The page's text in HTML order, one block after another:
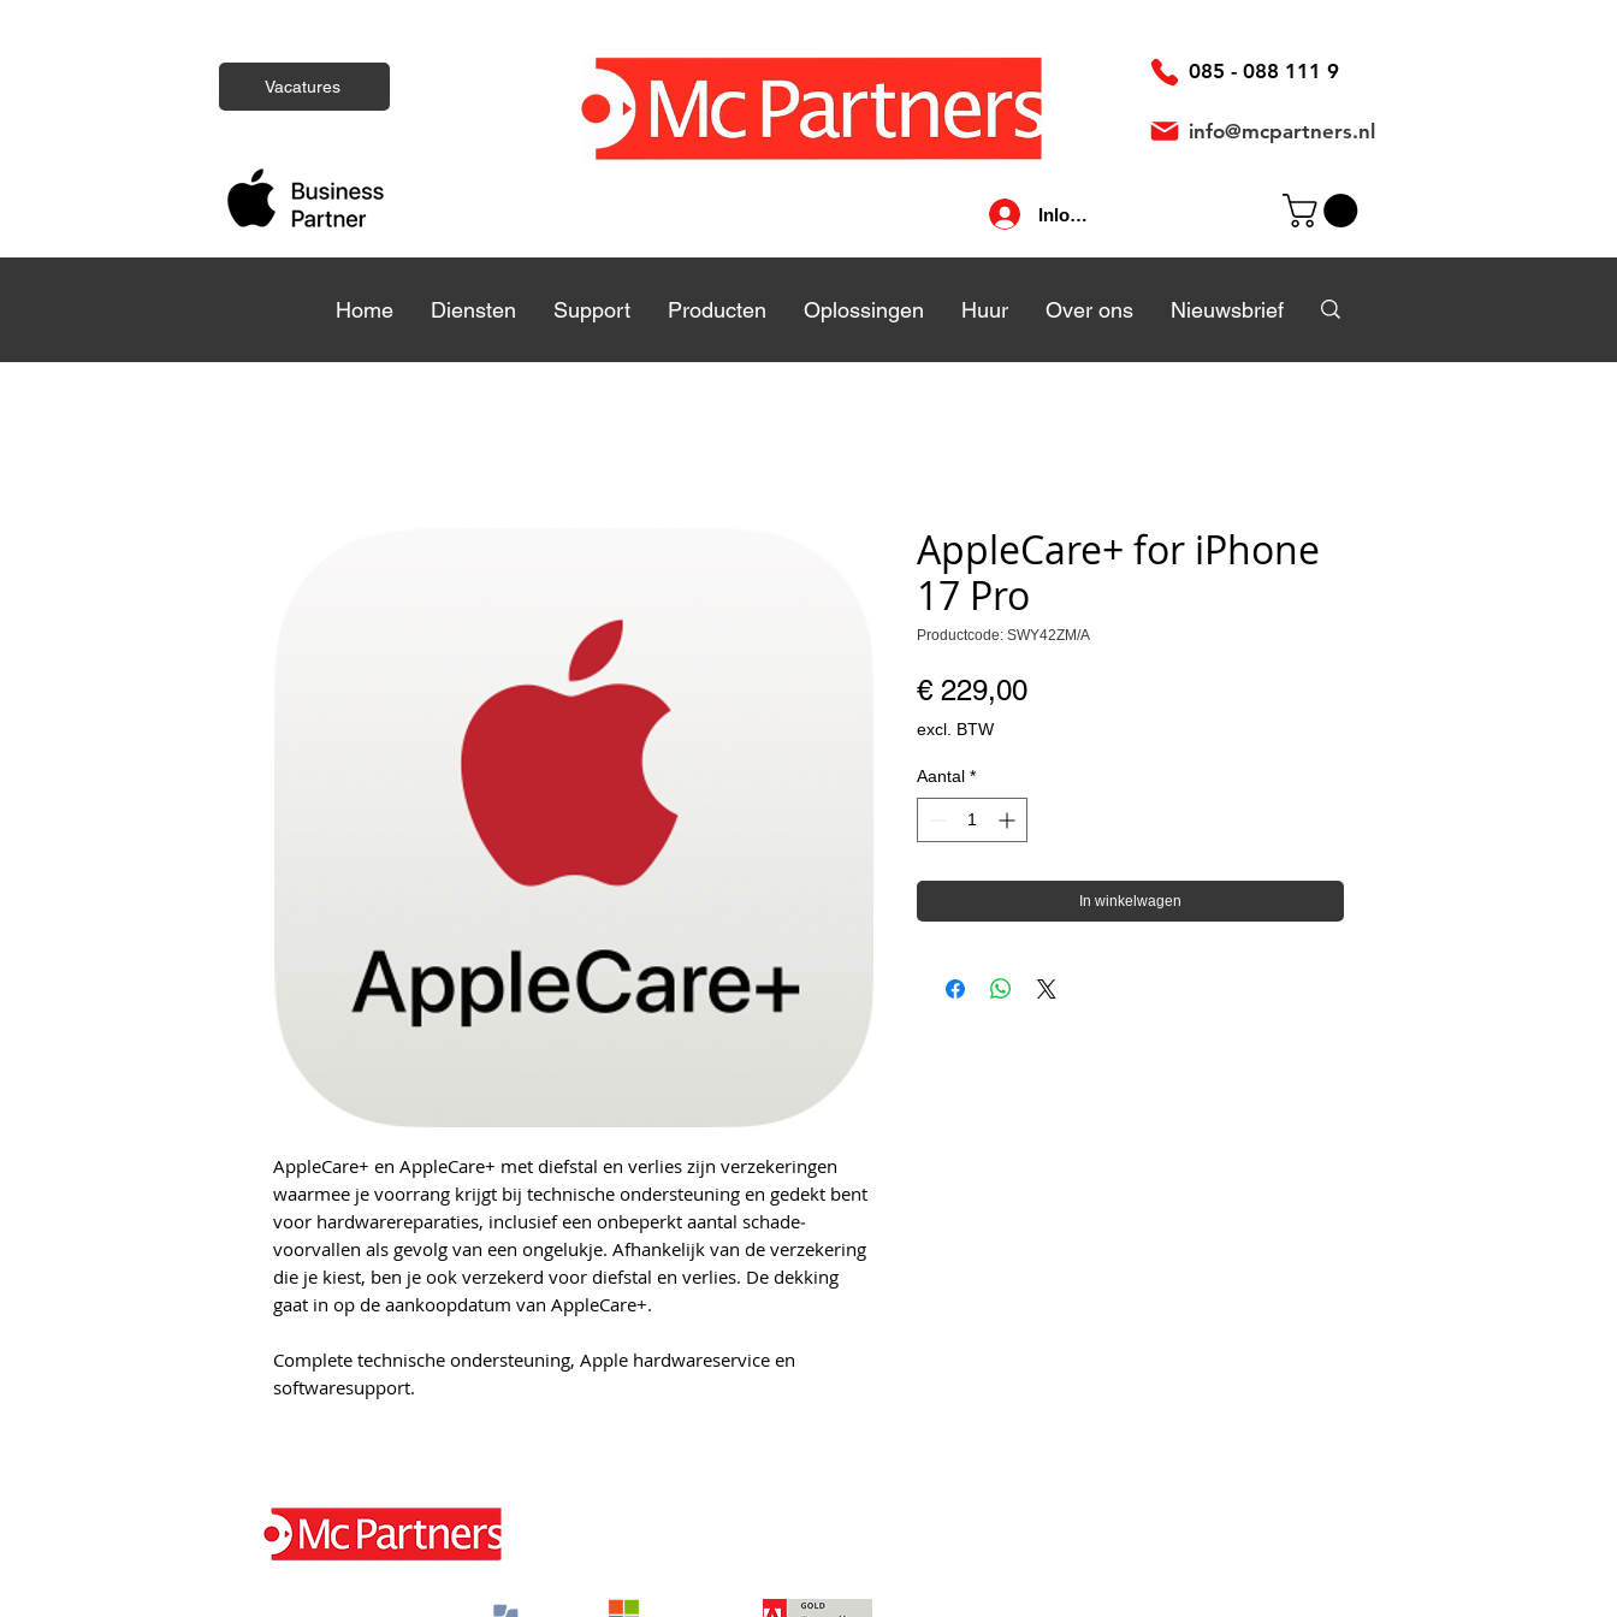
Vacatures
Inloggen
085 - 088 111 9
info@mcpartners.nl
Home Diensten Support Producten Oplossingen Huur Over ons
Home Diensten Support Producten Oplossingen Huur Over ons Nieuwsbrief
AppleCare+ en AppleCare+ met diefstal en verlies zijn verzekeringen
waarmee je voorrang krijgt bij technische ondersteuning en gedekt bent
voor hardwarereparaties, inclusief een onbeperkt aantal schade­
voorvallen als gevolg van een ongelukje. Afhankelijk van de verzekering
die je kiest, ben je ook verzekerd voor diefstal en verlies. De dekking
gaat in op de aankoopdatum van AppleCare+.
Complete technische ondersteuning, Apple hardware­­service en
softwaresupport.
AppleCare+ for iPhone
17 Pro
Productcode: SWY42ZM/A
€ 229,00Prijs
excl. BTW
Aantal *
In winkelwagen